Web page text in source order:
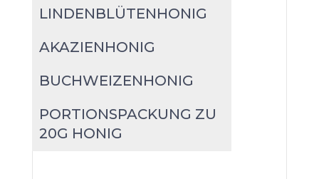
LINDENBLÜTENHONIG
AKAZIENHONIG
BUCHWEIZENHONIG
PORTIONSPACKUNG ZU
20G HONIG